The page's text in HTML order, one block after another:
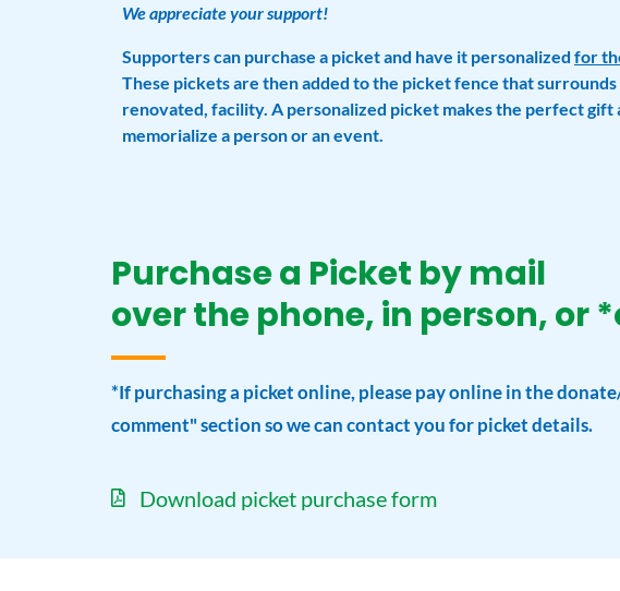
We appreciate your support!
Supporters can purchase a picket and have it personalized for
These pickets are then added to the picket fence that
renovated, facility. A personalized picket makes the perfect gift
memorialize a person or an event.
Purchase a Picket by mail
over the phone, in person, or
*If purchasing a picket online, please pay online in the
comment" section so we can contact you for picket details.
Download picket purchase form